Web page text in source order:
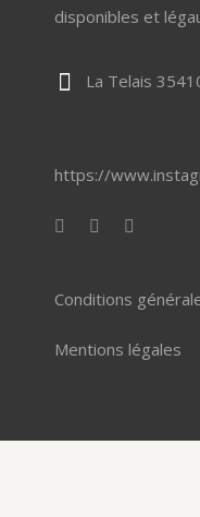
disponibles et
La Telais
https://
Conditions
Mentions légales